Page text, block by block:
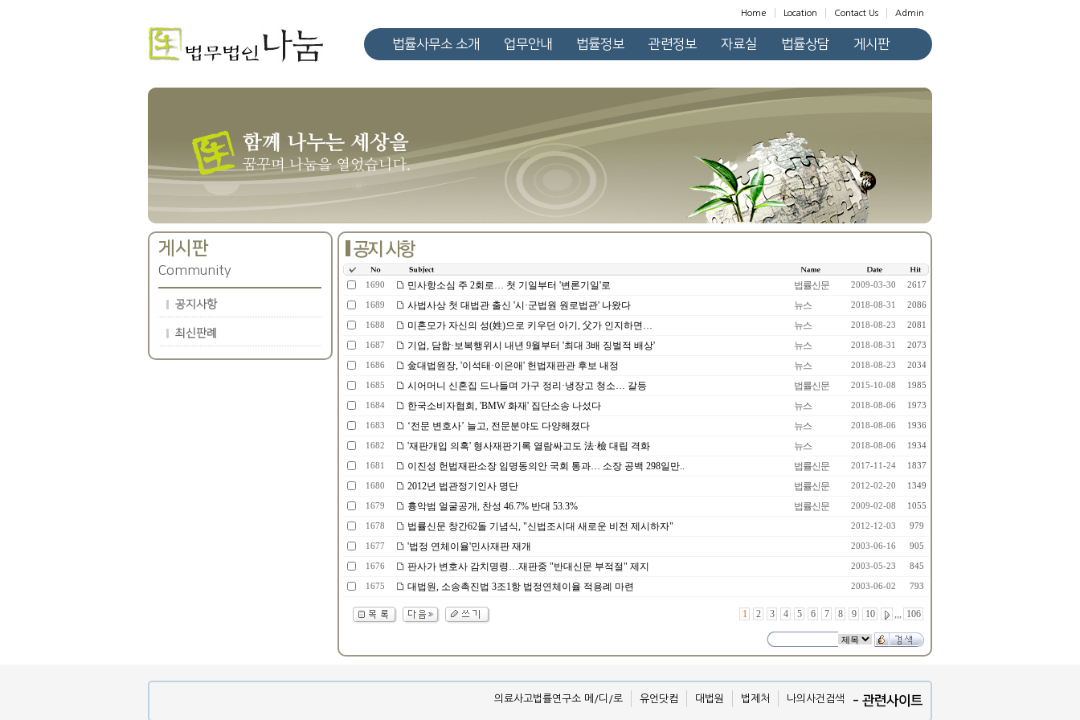
Home Location Contact Us Admin
법률사무소 소개 업무안내 법률정보 관련정보 자료실 법률상담 게시판
게시판
Community
공지사항
최신판례
1690 민사항소심 주 2회로… 첫 기일부터 '변론기일'로 법률신문 2009-03-30 2617
1689 사법사상 첫 대법관 출신 '시·군법원 원로법관' 나왔다 뉴스 2018-08-31 2086
1688 미혼모가 자신의 성(姓)으로 키우던 아기, 父가 인지하면… 뉴스 2018-08-23 2081
1687 기업, 담합·보복행위시 내년 9월부터 '최대 3배 징벌적 배상' 뉴스 2018-08-31 2073
1686 金대법원장, '이석태·이은애' 헌법재판관 후보 내정 뉴스 2018-08-23 2034
1685 시어머니 신혼집 드나들며 가구 정리·냉장고 청소… 갈등 법률신문 2015-10-08 1985
1684 한국소비자협회, 'BMW 화재' 집단소송 나섰다 뉴스 2018-08-06 1973
1683 ‘전문 변호사’ 늘고, 전문분야도 다양해졌다 뉴스 2018-08-06 1936
1682 '재판개입 의혹' 형사재판기록 열람싸고도 法·檢 대립 격화 뉴스 2018-08-06 1934
1681 이진성 헌법재판소장 임명동의안 국회 통과… 소장 공백 298일만.. 법률신문 2017-11-24 1837
1680 2012년 법관정기인사 명단 법률신문 2012-02-20 1349
1679 흉악범 얼굴공개, 찬성 46.7% 반대 53.3% 법률신문 2009-02-08 1055
1678 법률신문 창간62돌 기념식, "신법조시대 새로운 비전 제시하자" 2012-12-03 979
1677 '법정 연체이율'민사재판 재개 2003-06-16 905
1676 판사가 변호사 감치명령…재판중 "반대신문 부적절" 제지 2003-05-23 845
1675 대법원, 소송촉진법 3조1항 법정연체이율 적용례 마련 2003-06-02 793
1 2 3 4 5 6 7 8 9 10 ,,, 106
- 관련사이트
나의사건검색
법제처
대법원
유언닷컴
의료사고법률연구소 메/디/로